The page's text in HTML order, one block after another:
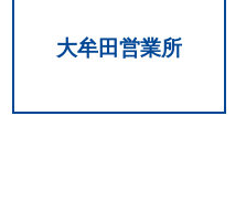
大牟田営業所